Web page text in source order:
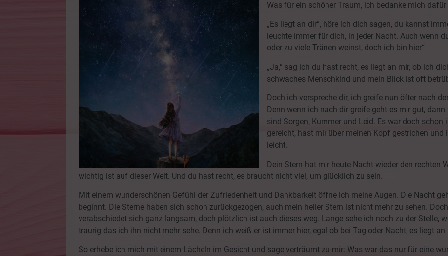
Was für ein schöner Traum, ich bedanke mich
„Es liegt an dir“, höre ich dich sagen, du kannst
leuchte immer für dich, in jeder Nacht. Auch wenn
oder zu viele Tränen weinst, doch ich bin hier“
„Ja,“ sag ich du hast recht, es liegt an mir, ob ich
schwaches Menschkind und mein Blick ist oft
Doch ich verspreche dir, ich greife nun öfter nach
Denn wenn ich nach dir greife geht es mir gut,
sind Sorgen, Kummer und Leid. Es war doch schon
gereicht, hast mir über meinen Kopf gestrichen und
leicht.
Dein Stern hat mir heute Nacht wieder den rechten
wichtig ist auf dieser Welt. Und du hast recht, es braucht nicht viel, um glücklich zu sein.
Mit einem wunderschönen Gefühl der Zufriedenheit und Dankbarkeit öffne ich meine Augen. Die Nacht
beginnt. Die Sterne haben sich schon zurückgezogen, auch mein heller Stern ist nicht mehr zu sehen.
verabschiedet sich ganz langsam, doch plötzlich ist auch dieses weg. Lange sehe ich noch zu der Stelle,
traurig das ich ihn nicht mehr sehe. Denn ich weiß er ist immer hier, egal ob bei Tag oder Nacht, es liegt
So erhebe ich mich mit einem Lächeln im Gesicht und sage verträumt zu mir: Was war das nur für eine